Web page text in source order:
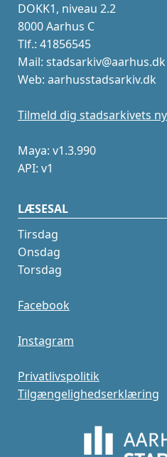
DOKK1, niveau 2.2
8000 Aarhus C
Tlf.: 41856545
Mail: stadsarkiv@aarhus.dk
Web: aarhusstadsarkiv.dk
Tilmeld dig stadsarkivets
Maya: v1.3.990
API: v1
LÆSESAL
Tirsdag
Onsdag
Torsdag
Facebook
Instagram
Privatlivspolitik
Tilgængelighedserklæring